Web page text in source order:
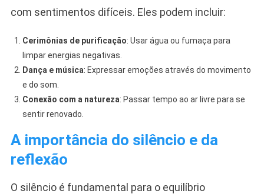
com sentimentos difíceis. Eles podem incluir:
Cerimônias de purificação: Usar água ou fumaça para
limpar energias negativas.
Dança e música: Expressar emoções através do movimento
e do som.
Conexão com a natureza: Passar tempo ao ar livre para se
sentir renovado.
A importância do silêncio e da
reflexão
O silêncio é fundamental para o equilíbrio